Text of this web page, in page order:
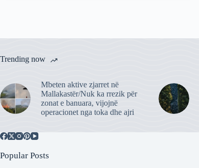
Trending now
Mbeten aktive zjarret në
Mallakastër/Nuk ka rrezik për
zonat e banuara, vijojnë
operacionet nga toka dhe ajri
Popular Posts